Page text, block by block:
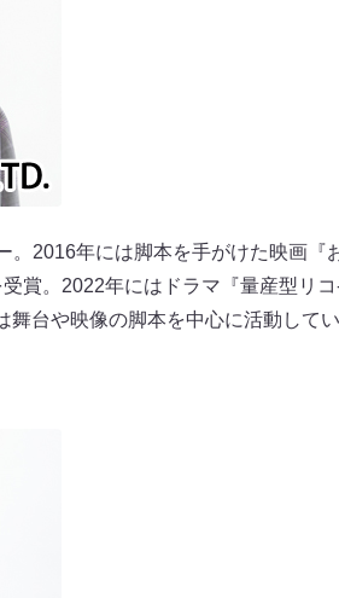
2016年には脚本を手がけた映画『
賞。2022年にはドラマ『量産型リ
台や映像の脚本を中心に活動してい